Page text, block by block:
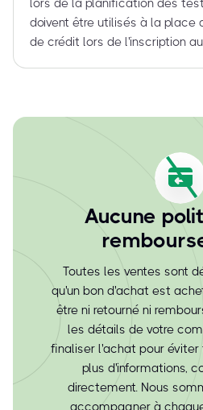
lors de la planification des
doivent être utilisés à la place
de crédit lors de l'inscription
Aucune
Toutes les ventes sont
qu'un bon d'achat est
être ni retourné ni
les détails de votre
finaliser l'achat pour éviter
plus d'informations,
directement. Nous
accompagner à